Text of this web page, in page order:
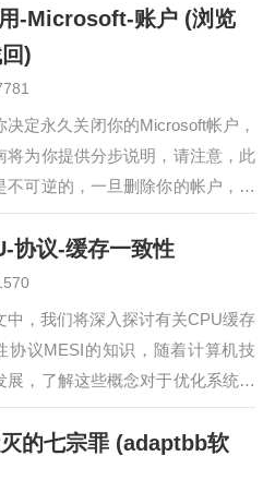
笔记、商品等实体之间存在各种关
如关注、点赞、…
-Microsoft-账户 (浏览
)
决定永久关闭你的Microsoft帐户，
将为你提供分步说明，请注意，此
不可逆的，一旦删除你的帐户，所
的数据和服务将被永久删除，开始
消所有活动订阅，在删除帐户之
务必取…
协议-缓存一致性
中，我们将深入探讨有关CPU缓存
协议MESI的知识，随着计算机技
展，了解这些概念对于优化系统性
重要，CPU高速缓存为了弥合理论
的CPU速度和实际有限的内存和硬
的七宗罪 (adaptbb软